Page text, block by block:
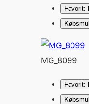
Favorit:
MG_8099
Favorit: